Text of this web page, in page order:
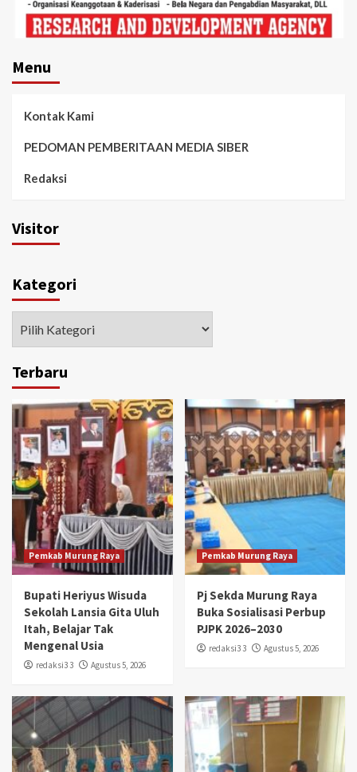
Menu
Kontak Kami
PEDOMAN PEMBERITAAN MEDIA SIBER
Redaksi
Visitor
Kategori
Terbaru
Pemkab Murung Raya
Bupati Heriyus Wisuda
Sekolah Lansia Gita Uluh
Itah, Belajar Tak
Mengenal Usia
redaksi3 3 Agustus 5, 2026
Pemkab Murung Raya
Pj Sekda Murung Raya
Buka Sosialisasi Perbup
PJPK 2026–2030
redaksi3 3 Agustus 5, 2026